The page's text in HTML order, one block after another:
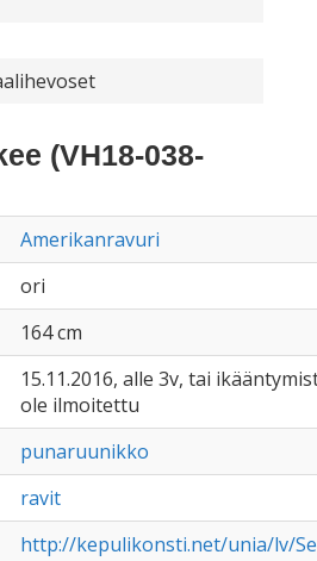
(VH18-038-
Amerikanravuri
ori
164 cm
15.11.2016, alle 3v, tai
ole ilmoitettu
punaruunikko
ravit
http://kepulikonsti.net/unia/lv/